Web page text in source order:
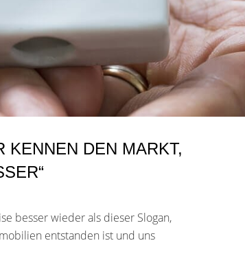
KENNEN DEN MARKT,
besser wieder als dieser Slogan,
entstanden ist und uns